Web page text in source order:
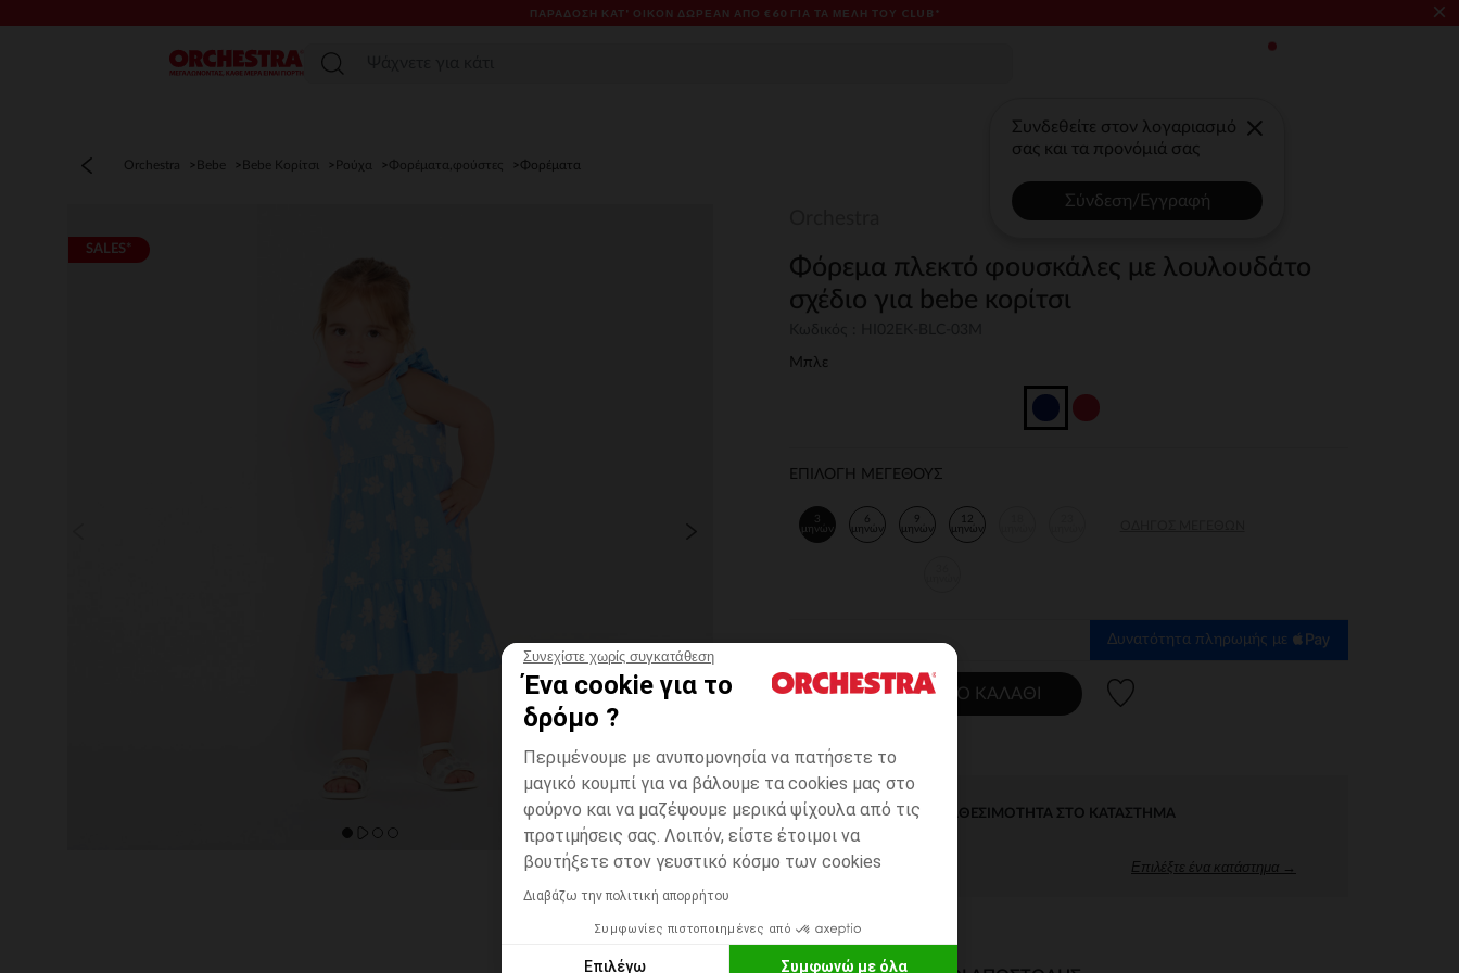
Συνεχίστε χωρίς συγκατάθεση
Ένα cookie για το
δρόμο ?
Περιμένουμε με ανυπομονησία να πατήσετε το
μαγικό κουμπί για να βάλουμε τα cookies μας στο
φούρνο και να μαζέψουμε μερικά ψίχουλα από τις
προτιμήσεις σας. Λοιπόν, είστε έτοιμοι να
βουτήξετε στον γευστικό κόσμο των cookies
Διαβάζω την πολιτική απορρήτου
Συμφωνίες πιστοποιημένες από
Επιλέγω Συμφωνώ με όλα
ΠΑΡΆΔΟΣΗ ΚΑΤ' ΟΊΚΟΝ ΔΩΡΕΑΝ ΑΠΌ €60 ΓΙΑ ΤΑ ΜΈΛΗ ΤΟΥ CLUB* ×
Μενού
Συνδεθείτε στον λογαριασμό
σας και τα προνόμιά σας
Σύνδεση/Εγγραφή
Orchestra Bebe Bebe Κορίτσι Ρούχα Φορέματα,φούστες Φορέματα
SALES*
Φόρεμα πλεκτό φουσκάλες με λουλουδάτο
σχέδιο για bebe κορίτσι
Μπλε
ΕΠΙΛΟΓΗ ΜΕΓΕΘΟΥΣ
3
μηνών
6
μηνών
9
μηνών
12
μηνών
Δυνατότητα πληρωμής με
ΠΡΟΣΘΉΚΗ ΣΤΟ ΚΑΛΆΘΙ
ΆΜΕΣΗ ΔΙΑΘΕΣΙΜΌΤΗΤΑ ΣΤΟ ΚΑΤΆΣΤΗΜΑ
Επιλέξτε ένα κατάστημα →